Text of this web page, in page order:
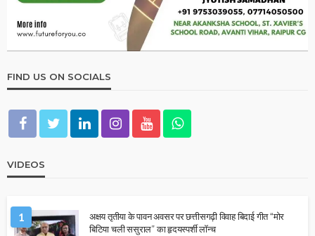
FIND US ON SOCIALS
VIDEOS
1
अक्षय तृतीया के पावन अवसर पर छत्तीसगढ़ी विवाह बिदाई गीत “मोर
बिटिया चली ससुराल” का हृदयस्पर्शी लॉन्च